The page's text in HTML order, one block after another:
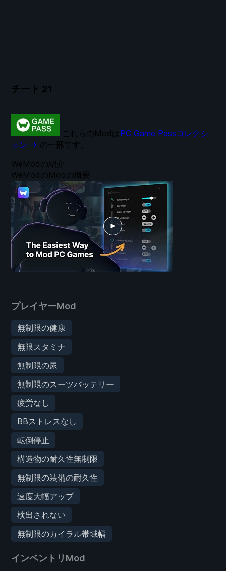
チート 21
プレイヤーMod
無制限の健康
無限スタミナ
無制限の尿
無制限のスーツバッテリー
疲労なし
BBストレスなし
転倒停止
構造物の耐久性無制限
無制限の装備の耐久性
速度大幅アップ
検出されない
無制限のカイラル帯域幅
インベントリMod
WeModの紹介
WeModのModの概要
これらのModは PC Game Passコレクシ
ョン → の一部です。